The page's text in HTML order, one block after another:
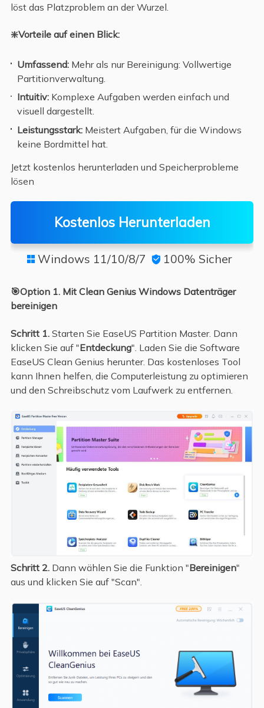
löst das Platzproblem an der Wurzel.
❇️Vorteile auf einen Blick:
Umfassend: Mehr als nur Bereinigung: Vollwertige
Partitionverwaltung.
Intuitiv: Komplexe Aufgaben werden einfach und
visuell dargestellt.
Leistungsstark: Meistert Aufgaben, für die Windows
keine Bordmittel hat.
Jetzt kostenlos herunterladen und Speicherprobleme
lösen
Kostenlos Herunterladen
 Windows 11/10/8/7  100% Sicher
🎯Option 1. Mit Clean Genius Windows Datenträger
bereinigen
Schritt 1.Starten Sie EaseUS Partition Master. Dann
klicken Sie auf "Entdeckung". Laden Sie die Software
EaseUS Clean Genius herunter. Das kostenloses Tool
kann Ihnen helfen, die Computerleistung zu optimieren
und den Schreibschutz vom Laufwerk zu entfernen.
Schritt 2.Dann wählen Sie die Funktion "Bereinigen"
aus und klicken Sie auf "Scan".